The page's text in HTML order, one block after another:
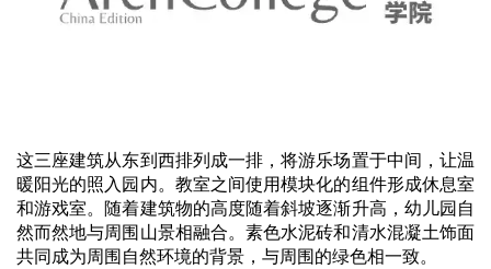
这三座建筑从东到西排列成一排，将游乐场置于中间，让温
暖阳光的照入园内。教室之间使用模块化的组件形成休息室
和游戏室。随着建筑物的高度随着斜坡逐渐升高，幼儿园自
然而然地与周围山景相融合。素色水泥砖和清水混凝土饰面